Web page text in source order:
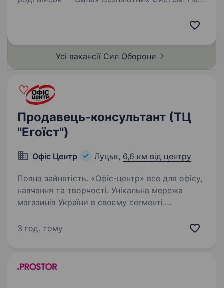
це перший у світі підрозділ «технологічного
професіоналів…
Усі вакансії Сил Оборони
Продавець-консультант (ТЦ
"Егоїст")
Офіс Центр Луцьк, 6,6 км від центру
Повна зайнятість. «Офіс-центр» все для офісу,
навчання та творчості. Унікальна мережа
магазинів України в своєму сегменті.
навчання і творчості та запрошуємо тебе
3 год. тому